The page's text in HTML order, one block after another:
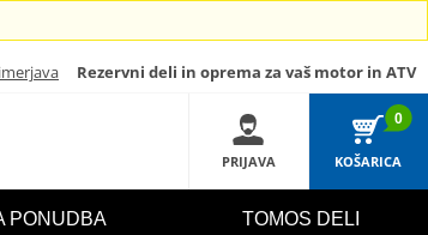
Rezervni deli in oprema za vaš motor in ATV
PRIJAVA
0
KOŠARICA
PONUDBA TOMOS DELI